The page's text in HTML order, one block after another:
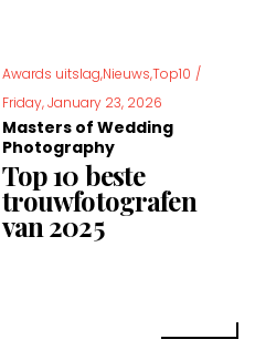
Awards uitslag,Nieuws,Top10 /
Friday, January 23, 2026
Masters of Wedding
Photography
Top 10 beste
trouwfotografen
van 2025